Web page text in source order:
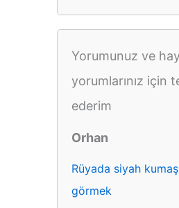
Yorumunuz ve
yorumlarınız için
ederim
Orhan
Rüyada siyah kumaş
görmek